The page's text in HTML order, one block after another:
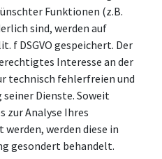
Funktionen (z.B.
sind, werden auf
f DSGVO gespeichert. Der
Interesse an der
technisch fehlerfreien und
Dienste. Soweit
zur Analyse Ihres
werden diese in
gesondert behandelt.